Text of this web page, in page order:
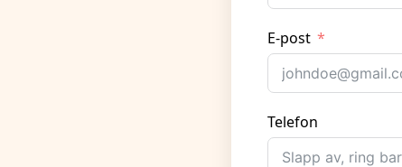
E-post
Telefon